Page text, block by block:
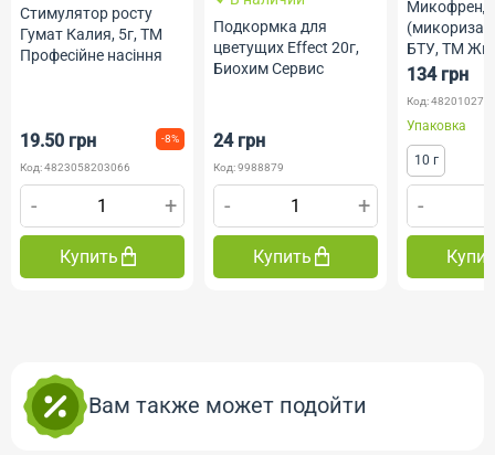
Стимулятор росту
Гумат Калия, 5г, ТМ
Професійне насіння
19.50 грн -8%
Код: 4823058203066
- +
Купить
Подкормка для
цветущих Effect 20г,
Биохим Сервис
24 грн
Код: 9988879
- +
Купить
Микофренд
(микориза)
БТУ, ТМ
134 грн
Код:
Упаковка
10 г
-
Вам также может подойти